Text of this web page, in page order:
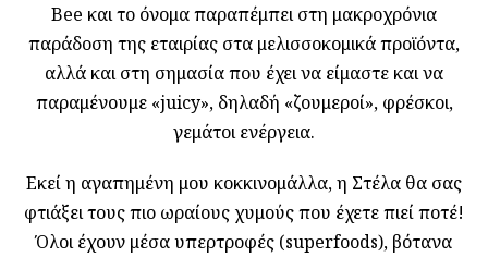
Bee και το όνομα παραπέμπει στη μακροχρόνια
παράδοση της εταιρίας στα μελισσοκομικά προϊόντα,
αλλά και στη σημασία που έχει να είμαστε και να
παραμένουμε «juicy», δηλαδή «ζουμεροί», φρέσκοι,
γεμάτοι ενέργεια.
Εκεί η αγαπημένη μου κοκκινομάλλα, η Στέλα θα σας
φτιάξει τους πιο ωραίους χυμούς που έχετε πιεί ποτέ!
Όλοι έχουν μέσα υπερτροφές (superfoods), βότανα